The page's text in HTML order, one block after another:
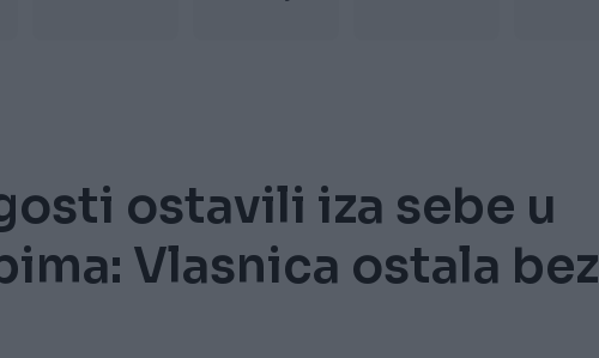
ostavili iza sebe u
Vlasnica ostala bez